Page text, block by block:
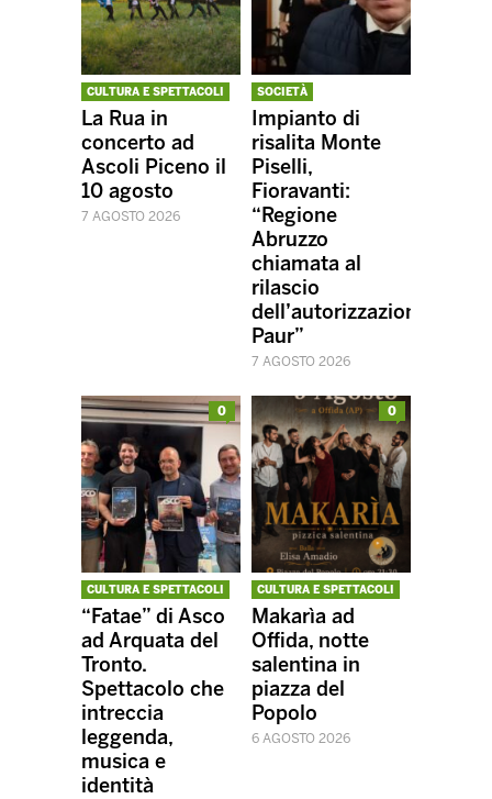
CULTURA E SPETTACOLI
La Rua in
concerto ad
Ascoli Piceno il
10 agosto
7 AGOSTO 2026
SOCIETÀ
Impianto di
risalita Monte
Piselli,
Fioravanti:
“Regione
Abruzzo
chiamata al
rilascio
dell’autorizzazione
Paur”
7 AGOSTO 2026
CULTURA E SPETTACOLI
“Fatae” di Asco
ad Arquata del
Tronto.
Spettacolo che
intreccia
leggenda,
musica e
identità
0
CULTURA E SPETTACOLI
Makarìa ad
Offida, notte
salentina in
piazza del
Popolo
6 AGOSTO 2026
0